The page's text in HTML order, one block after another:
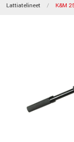
Lattiatelineet K&M